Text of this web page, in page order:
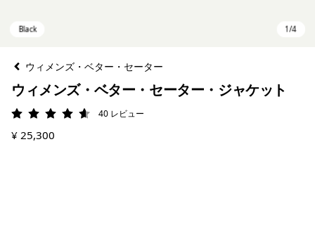
ウィメンズ・ベター・セーター
ウィメンズ・ベター・セーター・ジャケット
評価: 4.6 / 5
40 レビュー
¥ 25,300